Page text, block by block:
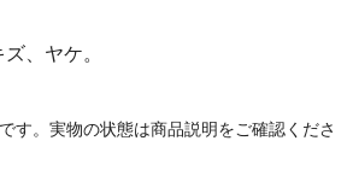
、ヤケ。
す。実物の状態は商品説明をご確認くださ